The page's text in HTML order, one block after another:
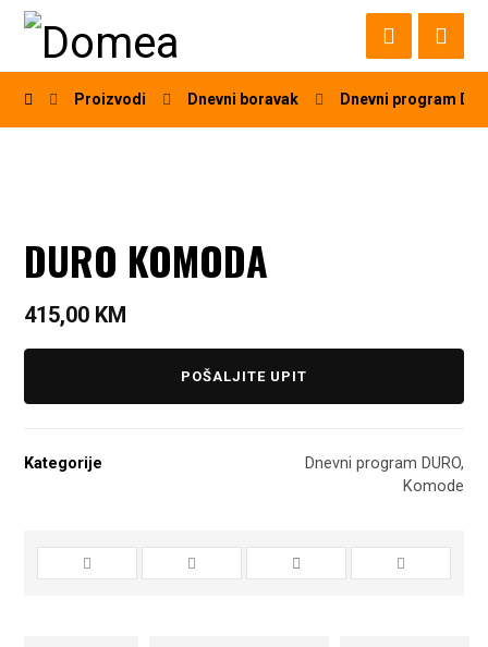
Proizvodi Dnevni boravak Dnevni program
DURO KOMODA
415,00 KM
POŠALJITE UPIT
Kategorije Dnevni program DURO,
Komode